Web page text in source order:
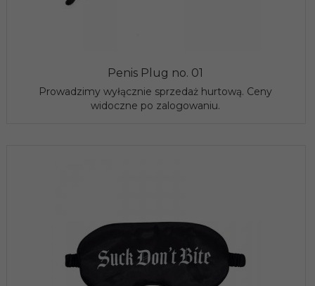
Penis Plug no. 01
Prowadzimy wyłącznie sprzedaż hurtową. Ceny
widoczne po zalogowaniu.